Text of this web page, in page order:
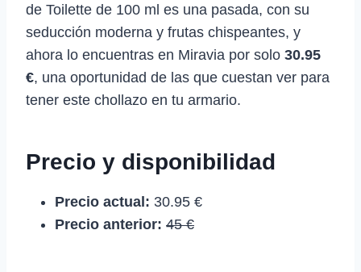
de Toilette de 100 ml es una pasada, con su
seducción moderna y frutas chispeantes, y
ahora lo encuentras en Miravia por solo 30.95
€, una oportunidad de las que cuestan ver para
tener este chollazo en tu armario.
Precio y disponibilidad
Precio actual: 30.95 €
Precio anterior: 45 €